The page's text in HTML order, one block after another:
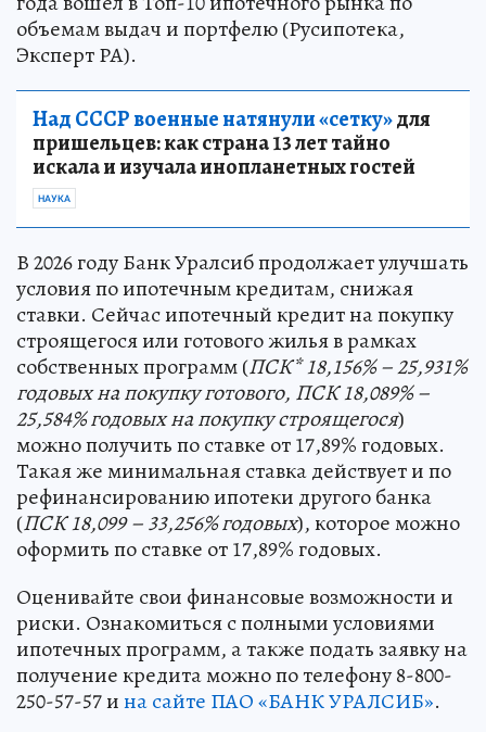
объемам выдач и портфелю (Русипотека,
Эксперт РА).
Над СССР военные натянули «сетку»для
пришельцев: как страна 13 лет тайно
искала и изучала инопланетных гостей
НАУКА
В 2026 году Банк Уралсиб продолжает улучшать
условия по ипотечным кредитам, снижая
ставки. Сейчас ипотечный кредит на покупку
строящегося или готового жилья в рамках
собственных программ (ПСК*18,156% – 25,931%
годовых на покупку готового, ПСК18,089% –
25,584% годовых на покупку строящегося)
можно получить по ставке от 17,89% годовых.
Такая же минимальная ставка действует и по
рефинансированию ипотеки другого банка
(ПСК 18,099 – 33,256% годовых), которое можно
оформить по ставке от 17,89% годовых.
Оценивайте свои финансовые возможности и
риски. Ознакомиться с полными условиями
ипотечных программ, а также подать заявку на
получение кредита можно по телефону 8-800-
250-57-57 ина сайте ПАО «БАНК УРАЛСИБ».